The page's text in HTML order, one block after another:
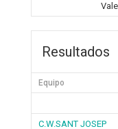
Resultados
Equipo
C.W.SANT JOSEP